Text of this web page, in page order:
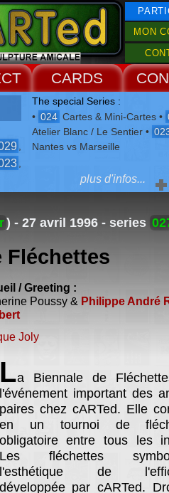
MON
CARDS
,
,
The special Series :
• 024 Cartes & Mini-Cartes •
Atelier Blanc / Le Sentier •
Nantes vs Marseille
,) - 27 avril 1996 - series
Fléchettes
/ Greeting :
Poussy & Philippe André
Joly
La Biennale de
l'événement important des
paires chez cARTed. Elle
en un tournoi de
obligatoire entre tous les
Les fléchettes
l'esthétique de
développée par cARTed.
plus d'infos...